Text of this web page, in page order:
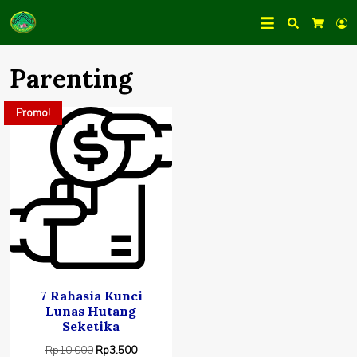
Search
Parenting
Promo!
7 Rahasia Kunci
Lunas Hutang
Seketika
Rp10.000 Harga
Rp3.500Harga